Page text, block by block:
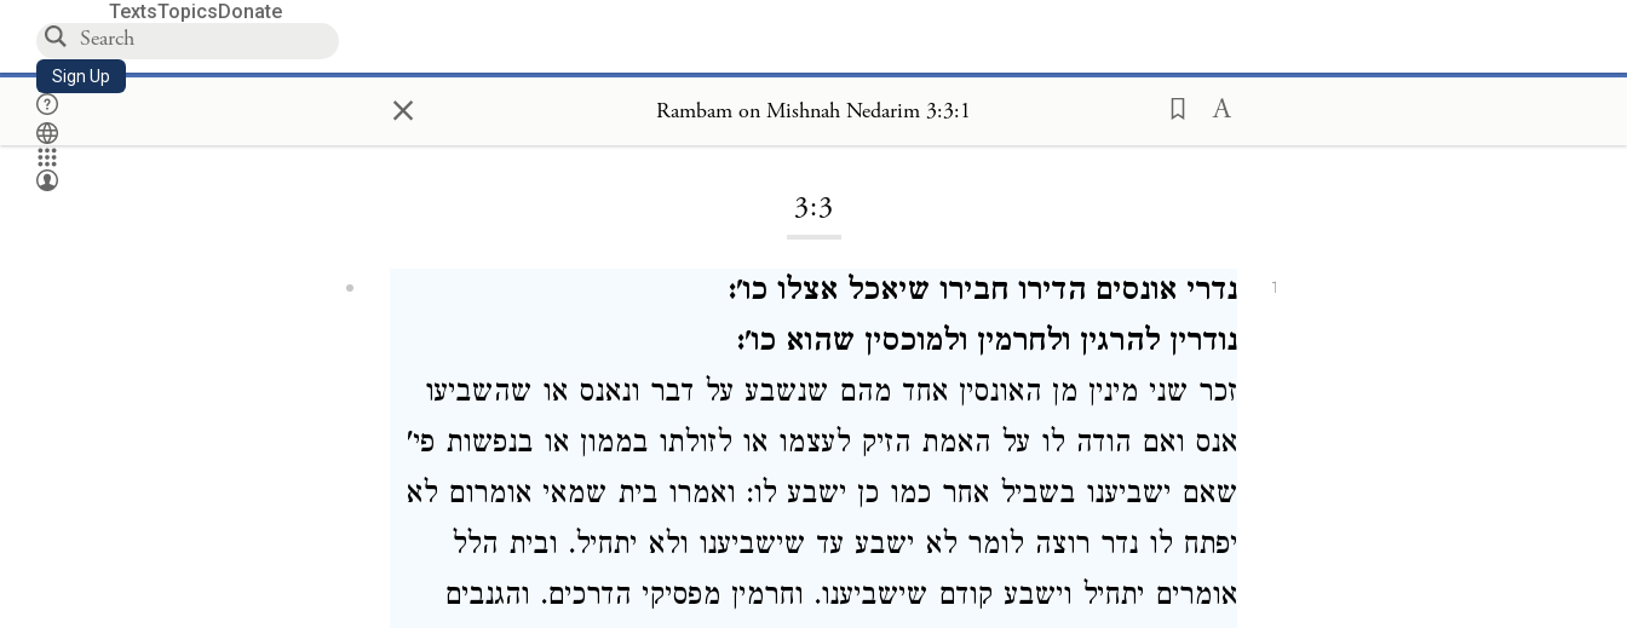
TextsTopicsDonate
Sign Up × Rambam on Mishnah Nedarim 3:3:1
3:3
1
נדרי אונסים הדירו חבירו שיאכל אצלו כו':
נודרין להרגין ולחרמין ולמוכסין שהוא כו':
זכר שני מינין מן האונסין אחד מהם שנשבע על דבר ונאנס או שהשביעו
אנס ואם הודה לו על האמת הזיק לעצמו או לזולתו בממון או בנפשות פי'
שאם ישביענו בשביל אחר כמו כן ישבע לו: ואמרו בית שמאי אומרום לא
יפתח לו נדר רוצה לומר לא ישבע עד שישביענו ולא יתחיל. ובית הלל
אומרים יתחיל וישבע קודם שישביענו. וחרמין מפסיקי הדרכים. והגנבים